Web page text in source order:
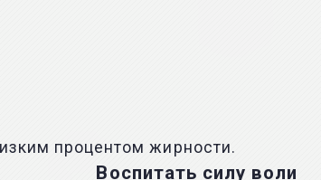
процентом жирности.
Воспитать силу воли